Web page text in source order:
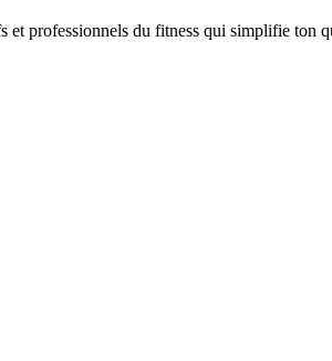
et professionnels du fitness qui simplifie ton